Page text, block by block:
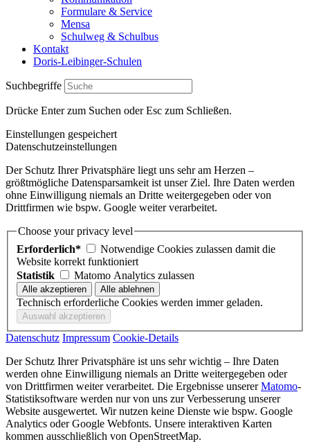
Formulare & Service
Mensa
Schulweg & Schulbus
Kontakt
Doris-Leibinger-Schulen
Suchbegriffe
Drücke Enter zum Suchen oder Esc zum Schließen.
Einstellungen gespeichert
Datenschutzeinstellungen
Der Schutz Ihrer Privatsphäre liegt uns sehr am Herzen –
größtmögliche Datensparsamkeit ist unser Ziel. Ihre Daten werden
ohne Einwilligung niemals an Dritte weitergegeben oder von
Drittfirmen wie bspw. Google weiter verarbeitet.
Choose your privacy level
Erforderlich*
Notwendige Cookies zulassen damit die
Website korrekt funktioniert
Statistik
Matomo Analytics zulassen
Technisch erforderliche Cookies werden immer geladen.
Datenschutz Impressum Cookie-Details
Der Schutz Ihrer Privatsphäre ist uns sehr wichtig – Ihre Daten
werden ohne Einwilligung niemals an Dritte weitergegeben oder
von Drittfirmen weiter verarbeitet. Die Ergebnisse unsererMatomo-
Statistiksoftware werden nur von uns zur Verbesserung unserer
Website ausgewertet. Wir nutzen keine Dienste wie bspw. Google
Analytics oder Google Webfonts. Unsere interaktiven Karten
kommen ausschließlich von OpenStreetMap.